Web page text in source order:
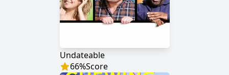
Undateable
66%Score